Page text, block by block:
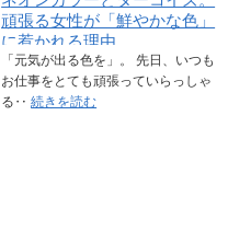
頑張る女性が「鮮やかな色」
に惹かれる理由
「元気が出る色を」。 先日、いつも
お仕事をとても頑張っていらっしゃ
る‥続きを読む